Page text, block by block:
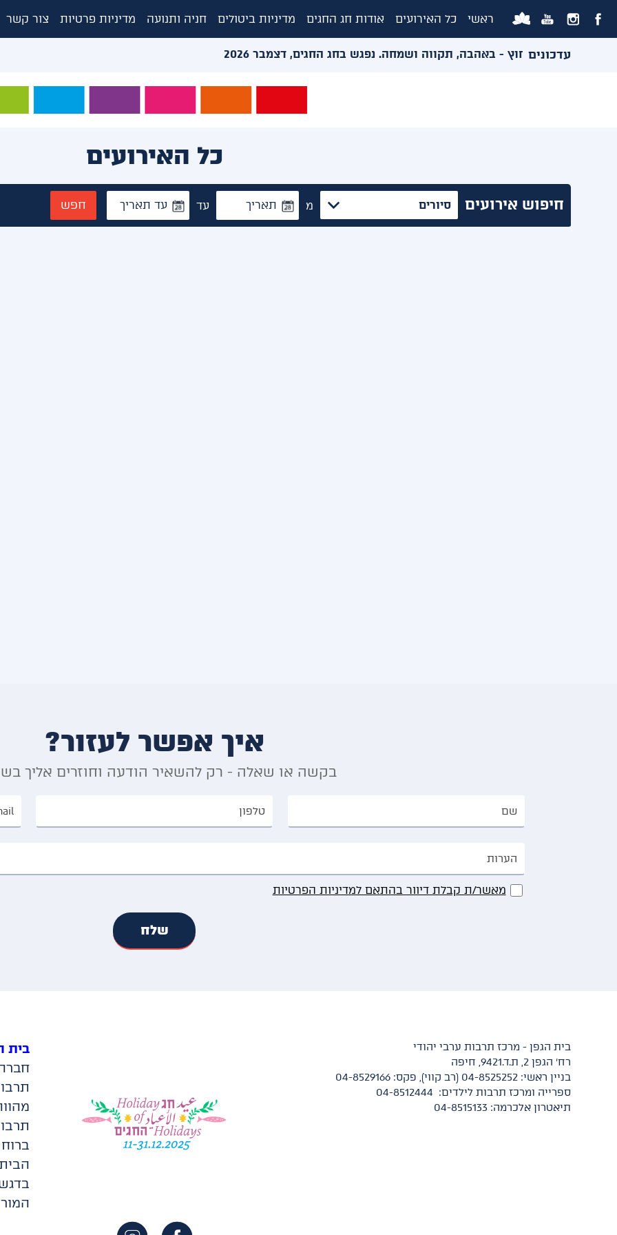
ראשי כל האירועים אודות חג החגים מדיניות ביטולים חניה ותנועה מדיניות פרטיות צור קשר
עדכונים
ואירועי החוץ - באהבה, תקווה ושמחה. נפגש בחג החגים, דצמבר 2026
כל האירועים
חיפוש אירועים סיורים מ עד חפש
איך אפשר לעזור?
בקשה או שאלה - רק להשאיר הודעה וחוזרים אליך
מאשר/ת קבלת דיוור בהתאם למדיניות הפרטיות
בית הגפן - מרכז תרבות ערבי יהודי
רח' הגפן 2, ת.ד.9421, חיפה
בניין ראשי: 04-8525252 (רב קווי), פקס: 04-8529166
ספרייה ומרכז תרבות לילדים: 04-8512444
תיאטרון אלכרמה: 04-8515133​
בית